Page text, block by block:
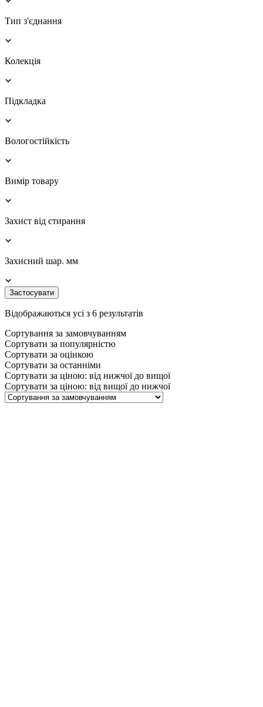
Тип з'єднання
Колекція
Підкладка
Вологостійкість
Вимір товару
Захист від стирання
Захисний шар. мм
Застосувати
Відображаються усі з 6 результатів
Сортування за замовчуванням
Сортувати за популярністю
Сортувати за оцінкою
Сортувати за останніми
Сортувати за ціною: від нижчої до вищої
Сортувати за ціною: від вищої до нижчої